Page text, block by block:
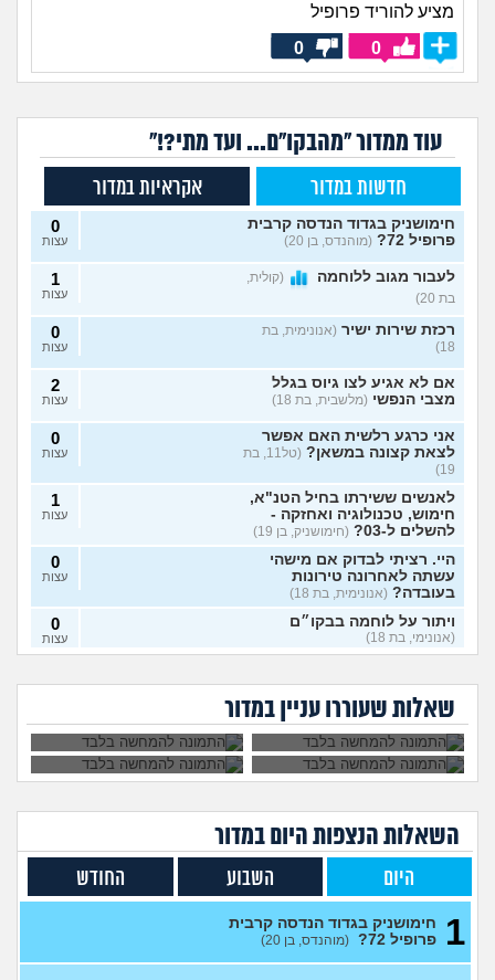
מציע להוריד פרופיל
0
0
עוד ממדור "מהבקו"ם... ועד מתי?!"
חדשות במדור אקראיות במדור
חימושניק בגדוד הנדסה קרבית
פרופיל 72?
(מוהנדס, בן 20)
0
עצות
לעבור מגוב ללוחמה
(קולית,
בת 20)
1
עצות
רכזת שירות ישיר (אנונימית, בת
18)
0
עצות
אם לא אגיע לצו גיוס בגלל
מצבי הנפשי (מלשבית, בת 18)
2
עצות
אני כרגע רלשית האם אפשר
לצאת קצונה במשאן?
(טל11, בת
19)
0
עצות
לאנשים ששירתו בחיל הטנ"א,
חימוש, טכנולוגיה ואחזקה -
להשלים ל-03?
(חימושניק, בן 19)
1
עצות
היי. רציתי לבדוק אם מישהי
עשתה לאחרונה טירונות
בעובדה? (אנונימית, בת 18)
0
עצות
ויתור על לוחמה בבקו״ם
(אנונימי, בת 18)
0
עצות
לצאת מהצבא על נפשי (יוני, בן
19)
5
מיוני אשכול התעופה (ככככ, בן
0
מה דעתכם על מסלול מודאל
בחיל המודיעין? (צגצגצג, בן 18) עצות
צה"ל מכחיש החזרת ציוד א
בזמן שהחזרתי, וההשלכות
(משוחרר )?(, בן 21)
עצות
מה עושים עם החיים עכשיו?
(אנוני, בת 18) עצות
שאלות שעוררו עניין במדור
אני רוצה להתגייס
ימנעו לצאת איתי?
השתחררתי מהצבא
ומתחרטת, אפשר
לחזור לשרת?
לא מעוניינת לקבל את
החיסונים בבקום, אני
יכולה לוותר?
איך להתמודד עם
צבא?
השאלות הנצפות היוםבמדור
היום השבוע החודש
1
חימושניק בגדוד הנדסה קרבית
פרופיל 72?
(מוהנדס, בן 20)